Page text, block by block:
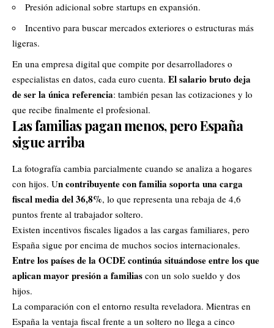
Presión adicional sobre startups en expansión.
Incentivo para buscar mercados exteriores o estructuras más
ligeras.
En una empresa digital que compite por desarrolladores o
especialistas en datos, cada euro cuenta. El salario bruto deja
de ser la única referencia: también pesan las cotizaciones y lo
que recibe finalmente el profesional.
Las familias pagan menos, pero España
sigue arriba
La fotografía cambia parcialmente cuando se analiza a hogares
con hijos. Un contribuyente con familia soporta una carga
fiscal media del 36,8%, lo que representa una rebaja de 4,6
puntos frente al trabajador soltero.
Existen incentivos fiscales ligados a las cargas familiares, pero
España sigue por encima de muchos socios internacionales.
Entre los países de la OCDE continúa situándose entre los que
aplican mayor presión a familias con un solo sueldo y dos
hijos.
La comparación con el entorno resulta reveladora. Mientras en
España la ventaja fiscal frente a un soltero no llega a cinco